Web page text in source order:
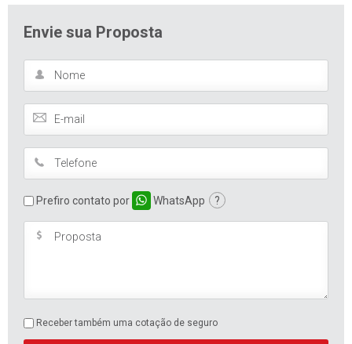
Envie sua Proposta
Prefiro contato por WhatsApp ?
Receber também uma cotação de seguro